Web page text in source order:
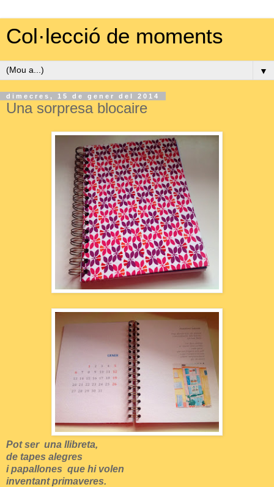
Col·lecció de moments
▼
dimecres, 15 de gener del 2014
Una sorpresa blocaire
Pot ser una llibreta,
de tapes alegres
i papallones que hi volen
inventant primaveres.